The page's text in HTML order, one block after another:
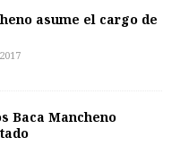
asume el cargo de
Baca Mancheno